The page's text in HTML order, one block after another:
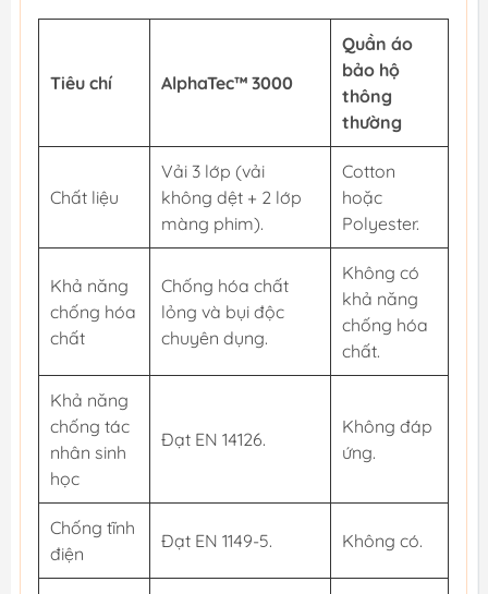
Tiêu chí AlphaTec™ 3000
Quần áo
bảo hộ
thông
thường
Chất liệu
Vải 3 lớp (vải
không dệt + 2 lớp
màng phim).
Cotton
hoặc
Polyester.
Khả năng
chống hóa
chất
Chống hóa chất
lỏng và bụi độc
chuyên dụng.
Không có
khả năng
chống hóa
chất.
Khả năng
chống tác
nhân sinh
học
Đạt EN 14126.
Không đáp
ứng.
Chống tĩnh
điện
Đạt EN 1149-5. Không có.